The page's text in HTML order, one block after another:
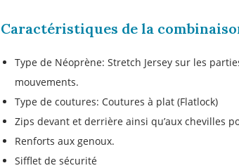
Caractéristiques de la
Type de Néoprène: Stretch Jersey sur les
mouvements.
Type de coutures: Coutures à plat (Flatlock)
Zips devant et derrière ainsi qu’aux chevilles
Renforts aux genoux.
Sifflet de sécurité